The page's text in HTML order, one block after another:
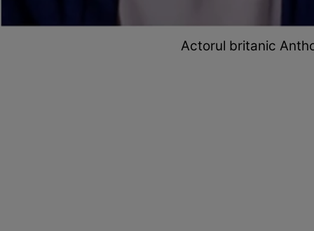
Actorul britanic